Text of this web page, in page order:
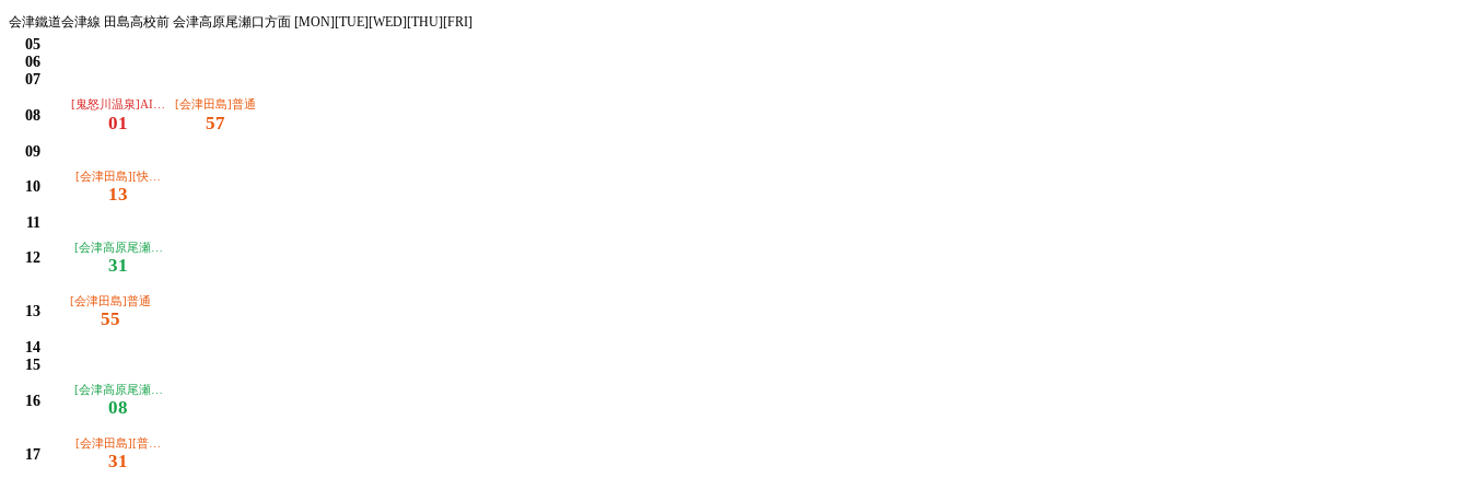
会津鐵道会津線 田島高校前 会津高原尾瀬口方面 [MON][TUE][WED][THU][FRI]
05
06
07
08
[鬼怒川温泉]AIZUマウントエクスプレス
01
[会津田島]普通
57
09
10
[会津田島][快速]リレー
13
11
12
[会津高原尾瀬口][普通]リレー
31
13
[会津田島]普通
55
14
15
16
[会津高原尾瀬口]普通
08
17
[会津田島][普通]リレー
31